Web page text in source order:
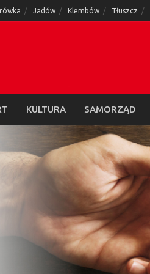
Jadów Klembów Tłuszcz
KULTURA SAMORZĄD